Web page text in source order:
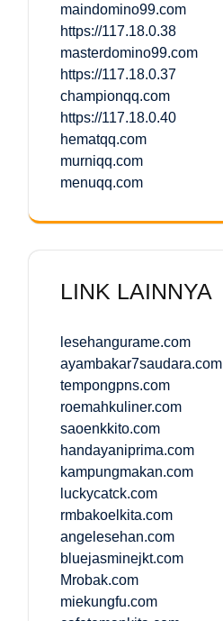
maindomino99.com
https://117.18.0.38
masterdomino99.com
https://117.18.0.37
championqq.com
https://117.18.0.40
hematqq.com
murniqq.com
menuqq.com
LINK LAINNYA
lesehangurame.com
ayambakar7saudara.com
tempongpns.com
roemahkuliner.com
saoenkkito.com
handayaniprima.com
kampungmakan.com
luckycatck.com
rmbakoelkita.com
angelesehan.com
bluejasminejkt.com
Mrobak.com
miekungfu.com